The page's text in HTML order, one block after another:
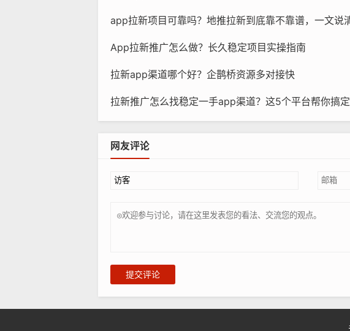
app拉新项目可靠吗？地推拉新到底靠不靠谱，一文说
App拉新推广怎么做？长久稳定项目实操指南
拉新app渠道哪个好？企鹊桥资源多对接快
拉新推广怎么找稳定一手app渠道？这5个平台帮你搞定
网友评论
提交评论